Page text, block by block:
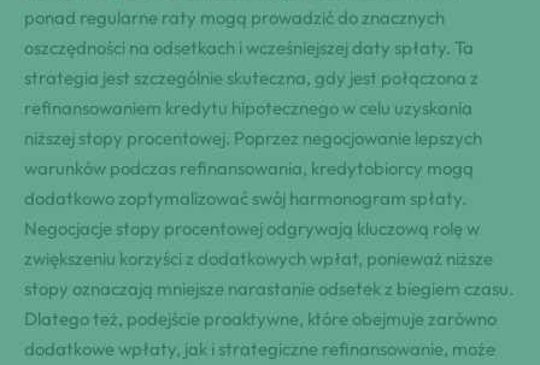
ponad regularne raty mogą prowadzić do znacznych
oszczędności na odsetkach i wcześniejszej daty spłaty. Ta
strategia jest szczególnie skuteczna, gdy jest połączona z
refinansowaniem kredytu hipotecznego w celu uzyskania
niższej stopy procentowej. Poprzez negocjowanie lepszych
warunków podczas refinansowania, kredytobiorcy mogą
dodatkowo zoptymalizować swój harmonogram spłaty.
Negocjacje stopy procentowej odgrywają kluczową rolę w
zwiększeniu korzyści z dodatkowych wpłat, ponieważ niższe
stopy oznaczają mniejsze narastanie odsetek z biegiem czasu.
Dlatego też, podejście proaktywne, które obejmuje zarówno
dodatkowe wpłaty, jak i strategiczne refinansowanie, może